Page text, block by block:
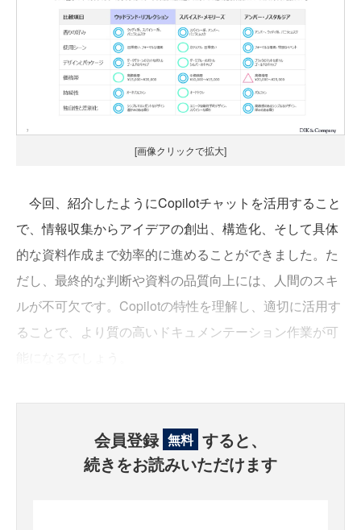
[画像クリックで拡大]
今回、紹介したようにCopilotチャットを活用すること
で、情報収集からアイデアの創出、構造化、そして具体
的な資料作成まで効率的に進めることができました。た
だし、最終的な判断や資料の品質向上には、人間のスキ
ルが不可欠です。Copilotの特性を理解し、適切に活用す
ることで、より質の高いドキュメンテーション作業が可
会員登録 無料 すると、
続きをお読みいただけます